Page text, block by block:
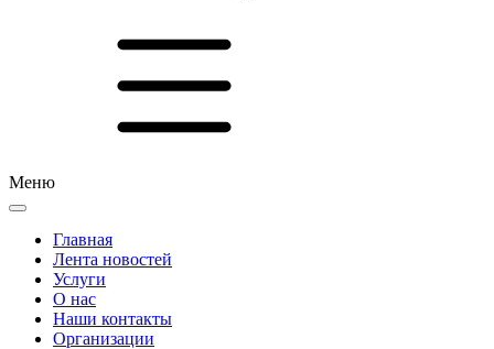
Меню
Главная
Лента новостей
Услуги
О нас
Наши контакты
Организации